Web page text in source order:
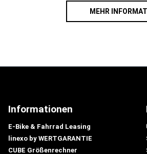
MEHR
Informationen
E-Bike & Fahrrad Leasing
linexo by WERTGARANTIE
CUBE Größenrechner